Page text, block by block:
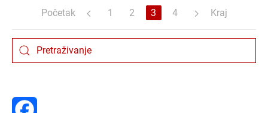
Početak 1 2 3 4 Kraj